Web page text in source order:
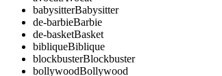
babysitterBabysitter
de-barbieBarbie
de-basketBasket
bibliqueBiblique
blockbusterBlockbuster
bollywoodBollywood